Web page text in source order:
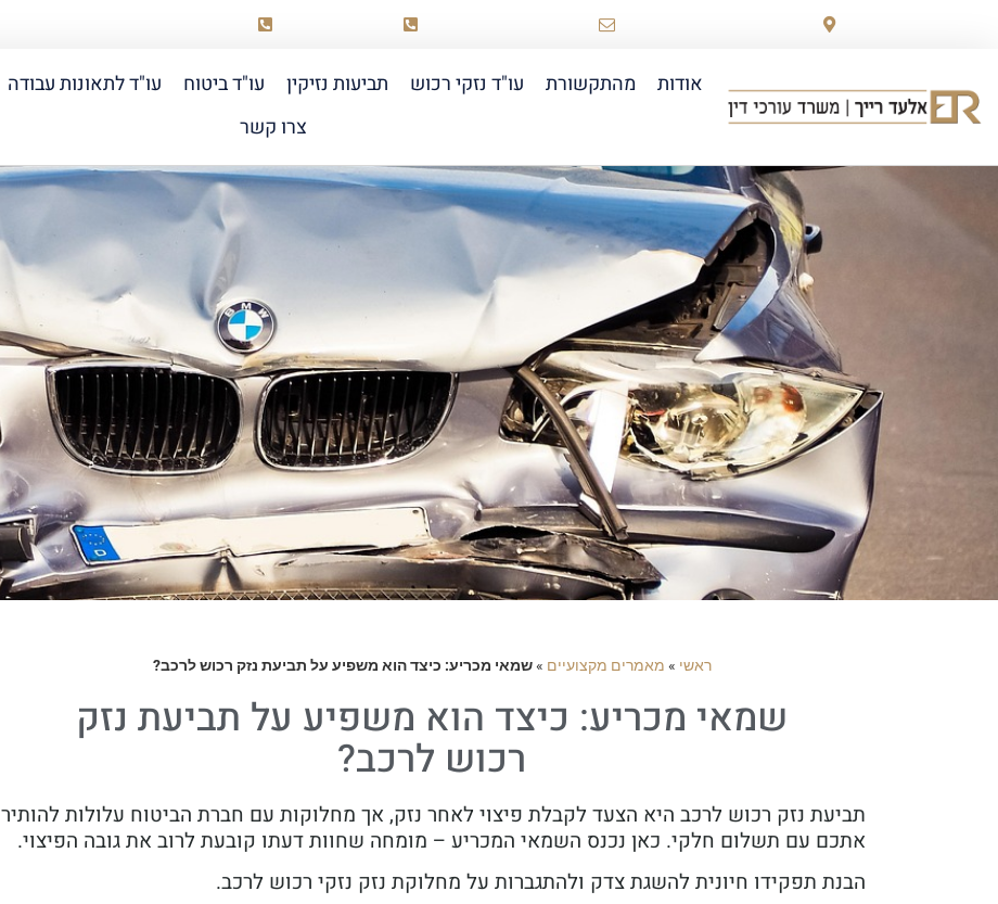
אודות מהתקשורת עו"ד נזקי רכוש תביעות נזיקין עו"ד ביטוח עו"ד לתאונות עבודה
צרו קשר
ראשי » מאמרים מקצועיים »שמאי מכריע: כיצד הוא משפיע על תביעת נזק רכוש לרכב?
שמאי מכריע: כיצד הוא משפיע על תביעת נזק
רכוש לרכב?
תביעת נזק רכוש לרכב היא הצעד לקבלת פיצוי לאחר נזק, אך מחלוקות עם חברת הביטוח עלולות להותיר
אתכם עם תשלום חלקי. כאן נכנס השמאי המכריע – מומחה שחוות דעתו קובעת לרוב את גובה הפיצוי.
הבנת תפקידו חיונית להשגת צדק ולהתגברות על מחלוקת נזק נזקי רכוש לרכב.